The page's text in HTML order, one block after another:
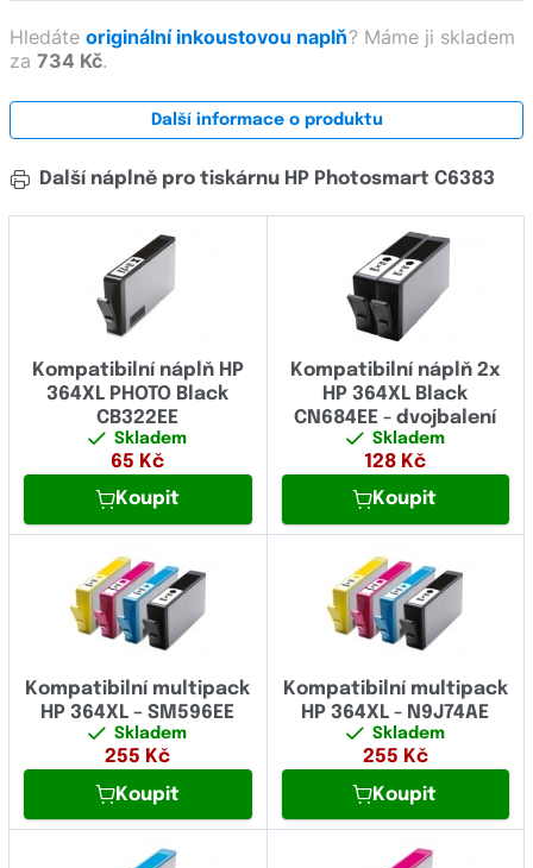
Hledáte originální inkoustovou naplň? Máme ji skladem
za 734 Kč.
Další informace o produktu
Další náplně pro tiskárnu HP Photosmart C6383
Kompatibilní náplň HP
364XL PHOTO Black
CB322EE
Skladem
65 Kč
Koupit
Kompatibilní náplň 2x
HP 364XL Black
CN684EE - dvojbalení
Skladem
128 Kč
Koupit
Kompatibilní multipack
HP 364XL – SM596EE
Skladem
255 Kč
Koupit
Kompatibilní multipack
HP 364XL - N9J74AE
Skladem
255 Kč
Koupit